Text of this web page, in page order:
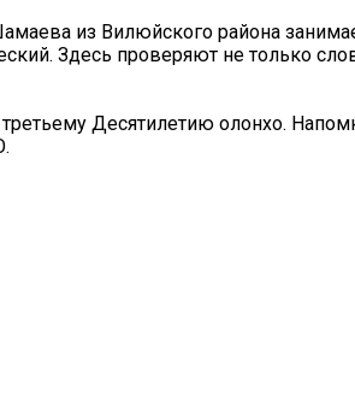
из Вилюйского района
Здесь проверяют не только
Десятилетию олонхо.